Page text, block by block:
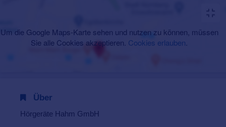
Um die Google Maps-Karte sehen und nutzen zu können, müssen
Sie alle Cookies akzeptieren. Cookies erlauben
Über
Hörgeräte Hahm GmbH